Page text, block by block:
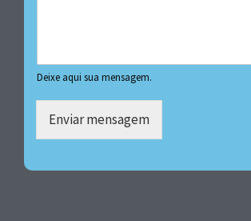
Deixe aqui sua mensagem.
Enviar mensagem